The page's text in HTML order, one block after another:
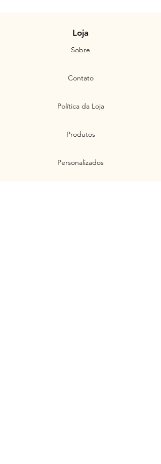
Loja
Sobre
Contato
Política da Loja
Produtos
Personalizados